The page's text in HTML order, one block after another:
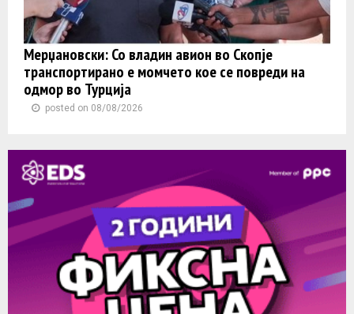
Мерџановски: Со владин авион во Скопје
транспортиранo e момчето кое се повреди на
одмор во Турција
posted on 08/08/2026